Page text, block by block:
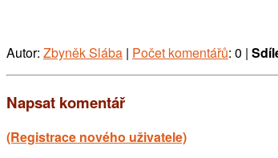
Autor: Zbyněk Slába | Počet komentářů: 0 |
Napsat komentář
(Registrace nového uživatele)